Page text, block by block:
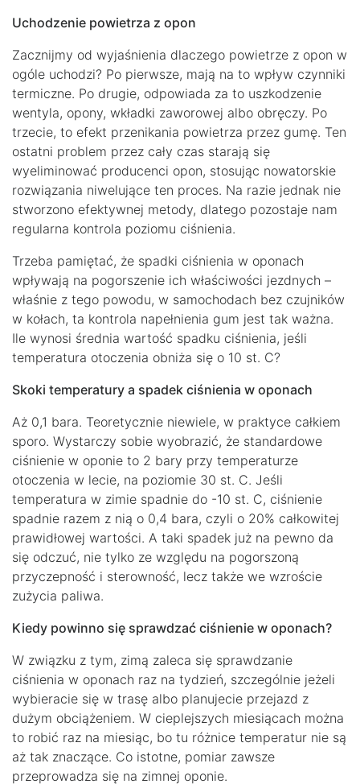
Uchodzenie powietrza z opon
Zacznijmy od wyjaśnienia dlaczego powietrze z opon w
ogóle uchodzi? Po pierwsze, mają na to wpływ czynniki
termiczne. Po drugie, odpowiada za to uszkodzenie
wentyla, opony, wkładki zaworowej albo obręczy. Po
trzecie, to efekt przenikania powietrza przez gumę. Ten
ostatni problem przez cały czas starają się
wyeliminować producenci opon, stosując nowatorskie
rozwiązania niwelujące ten proces. Na razie jednak nie
stworzono efektywnej metody, dlatego pozostaje nam
regularna kontrola poziomu ciśnienia.
Trzeba pamiętać, że spadki ciśnienia w oponach
wpływają na pogorszenie ich właściwości jezdnych –
właśnie z tego powodu, w samochodach bez czujników
w kołach, ta kontrola napełnienia gum jest tak ważna.
Ile wynosi średnia wartość spadku ciśnienia, jeśli
temperatura otoczenia obniża się o 10 st. C?
Skoki temperatury a spadek ciśnienia w oponach
Aż 0,1 bara. Teoretycznie niewiele, w praktyce całkiem
sporo. Wystarczy sobie wyobrazić, że standardowe
ciśnienie w oponie to 2 bary przy temperaturze
otoczenia w lecie, na poziomie 30 st. C. Jeśli
temperatura w zimie spadnie do -10 st. C, ciśnienie
spadnie razem z nią o 0,4 bara, czyli o 20% całkowitej
prawidłowej wartości. A taki spadek już na pewno da
się odczuć, nie tylko ze względu na pogorszoną
przyczepność i sterowność, lecz także we wzroście
zużycia paliwa.
Kiedy powinno się sprawdzać ciśnienie w oponach?
W związku z tym, zimą zaleca się sprawdzanie
ciśnienia w oponach raz na tydzień, szczególnie jeżeli
wybieracie się w trasę albo planujecie przejazd z
dużym obciążeniem. W cieplejszych miesiącach można
to robić raz na miesiąc, bo tu różnice temperatur nie są
aż tak znaczące. Co istotne, pomiar zawsze
przeprowadza się na zimnej oponie.